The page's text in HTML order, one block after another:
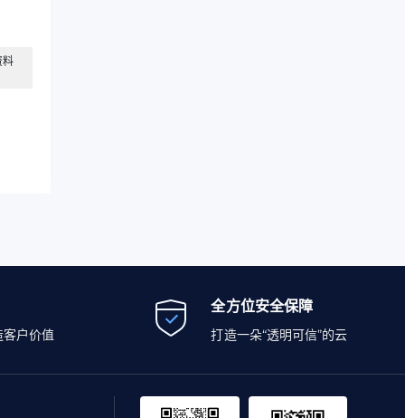
料
户价值
全方位安全保障
打造一朵“透明可信”的云